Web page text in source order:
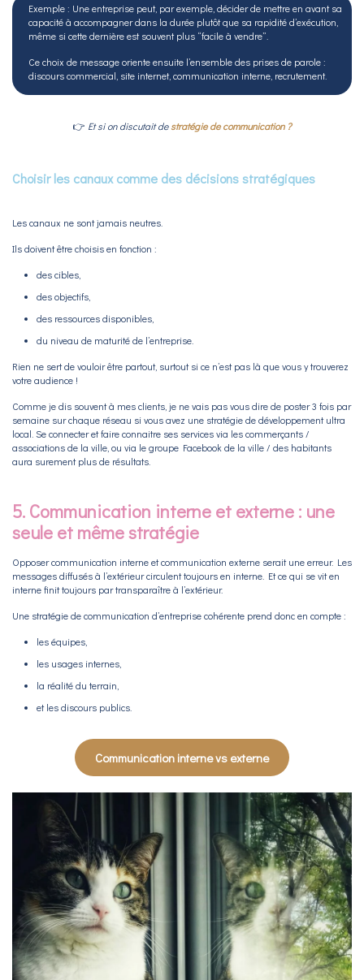
Exemple : Une entreprise peut, par exemple, décider de mettre en avant sa
capacité à accompagner dans la durée plutôt que sa rapidité d’exécution,
même si cette dernière est souvent plus “facile à vendre”.
Ce choix de message oriente ensuite l’ensemble des prises de parole :
discours commercial, site internet, communication interne, recrutement.
👉 Et si on discutait destratégie de communication ?
Choisir les canaux comme des décisions stratégiques
Les canaux ne sont jamais neutres.
Ils doivent être choisis en fonction :
des cibles,
des objectifs,
des ressources disponibles,
du niveau de maturité de l’entreprise.
Rien ne sert de vouloir être partout, surtout si ce n’est pas là que vous y trouverez
votre audience !
Comme je dis souvent à mes clients, je ne vais pas vous dire de poster 3 fois par
semaine sur chaque réseau si vous avez une stratégie de développement ultra
local. Se connecter et faire connaitre ses services via les commerçants /
associations de la ville, ou via le groupe Facebook de la ville / des habitants
aura surement plus de résultats.
5. Communication interne et externe : une
seule et même stratégie
Opposer communication interne et communication externe serait une erreur. Les
messages diffusés à l’extérieur circulent toujours en interne. Et ce qui se vit en
interne finit toujours par transparaître à l’extérieur.
Une stratégie de communication d’entreprise cohérente prend donc en compte :
les équipes,
les usages internes,
la réalité du terrain,
et les discours publics.
Communication interne vs externe